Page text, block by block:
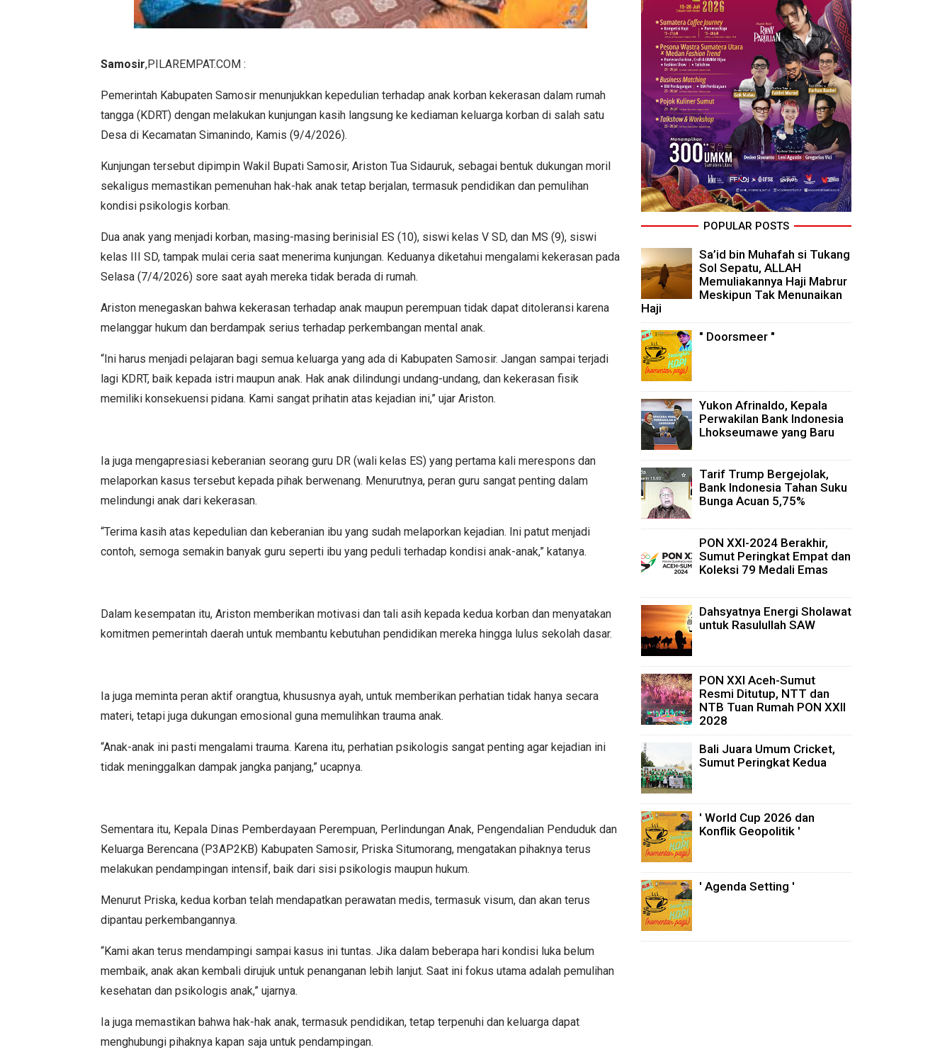
Samosir,PILAREMPAT.COM :
Pemerintah Kabupaten Samosir menunjukkan kepedulian terhadap anak korban kekerasan dalam rumah
tangga (KDRT) dengan melakukan kunjungan kasih langsung ke kediaman keluarga korban di salah satu
Desa di Kecamatan Simanindo, Kamis (9/4/2026).
Kunjungan tersebut dipimpin Wakil Bupati Samosir, Ariston Tua Sidauruk, sebagai bentuk dukungan moril
sekaligus memastikan pemenuhan hak-hak anak tetap berjalan, termasuk pendidikan dan pemulihan
kondisi psikologis korban.
Dua anak yang menjadi korban, masing-masing berinisial ES (10), siswi kelas V SD, dan MS (9), siswi
kelas III SD, tampak mulai ceria saat menerima kunjungan. Keduanya diketahui mengalami kekerasan pada
Selasa (7/4/2026) sore saat ayah mereka tidak berada di rumah.
Ariston menegaskan bahwa kekerasan terhadap anak maupun perempuan tidak dapat ditoleransi karena
melanggar hukum dan berdampak serius terhadap perkembangan mental anak.
“Ini harus menjadi pelajaran bagi semua keluarga yang ada di Kabupaten Samosir. Jangan sampai terjadi
lagi KDRT, baik kepada istri maupun anak. Hak anak dilindungi undang-undang, dan kekerasan fisik
memiliki konsekuensi pidana. Kami sangat prihatin atas kejadian ini,” ujar Ariston.
Ia juga mengapresiasi keberanian seorang guru DR (wali kelas ES) yang pertama kali merespons dan
melaporkan kasus tersebut kepada pihak berwenang. Menurutnya, peran guru sangat penting dalam
melindungi anak dari kekerasan.
“Terima kasih atas kepedulian dan keberanian ibu yang sudah melaporkan kejadian. Ini patut menjadi
contoh, semoga semakin banyak guru seperti ibu yang peduli terhadap kondisi anak-anak,” katanya.
Dalam kesempatan itu, Ariston memberikan motivasi dan tali asih kepada kedua korban dan menyatakan
komitmen pemerintah daerah untuk membantu kebutuhan pendidikan mereka hingga lulus sekolah dasar.
Ia juga meminta peran aktif orangtua, khususnya ayah, untuk memberikan perhatian tidak hanya secara
materi, tetapi juga dukungan emosional guna memulihkan trauma anak.
“Anak-anak ini pasti mengalami trauma. Karena itu, perhatian psikologis sangat penting agar kejadian ini
tidak meninggalkan dampak jangka panjang,” ucapnya.
Sementara itu, Kepala Dinas Pemberdayaan Perempuan, Perlindungan Anak, Pengendalian Penduduk dan
Keluarga Berencana (P3AP2KB) Kabupaten Samosir, Priska Situmorang, mengatakan pihaknya terus
melakukan pendampingan intensif, baik dari sisi psikologis maupun hukum.
Menurut Priska, kedua korban telah mendapatkan perawatan medis, termasuk visum, dan akan terus
dipantau perkembangannya.
“Kami akan terus mendampingi sampai kasus ini tuntas. Jika dalam beberapa hari kondisi luka belum
membaik, anak akan kembali dirujuk untuk penanganan lebih lanjut. Saat ini fokus utama adalah pemulihan
kesehatan dan psikologis anak,” ujarnya.
Ia juga memastikan bahwa hak-hak anak, termasuk pendidikan, tetap terpenuhi dan keluarga dapat
menghubungi pihaknya kapan saja untuk pendampingan.
POPULAR POSTS
Sa’id bin Muhafah si Tukang
Sol Sepatu, ALLAH
Memuliakannya Haji Mabrur
Meskipun Tak Menunaikan
Haji
" Doorsmeer "
Yukon Afrinaldo, Kepala
Perwakilan Bank Indonesia
Lhokseumawe yang Baru
Tarif Trump Bergejolak,
Bank Indonesia Tahan Suku
Bunga Acuan 5,75%
PON XXI-2024 Berakhir,
Sumut Peringkat Empat dan
Koleksi 79 Medali Emas
Dahsyatnya Energi Sholawat
untuk Rasulullah SAW
PON XXI Aceh-Sumut
Resmi Ditutup, NTT dan
NTB Tuan Rumah PON XXII
2028
Bali Juara Umum Cricket,
Sumut Peringkat Kedua
' World Cup 2026 dan
Konflik Geopolitik '
' Agenda Setting '